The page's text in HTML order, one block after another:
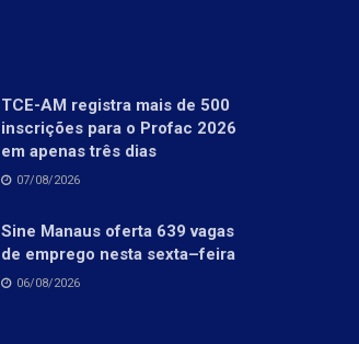
TCE-AM registra mais de 500
inscrições para o Profac 2026
em apenas três dias
07/08/2026
Sine Manaus oferta 639 vagas
de emprego nesta sexta–feira
06/08/2026